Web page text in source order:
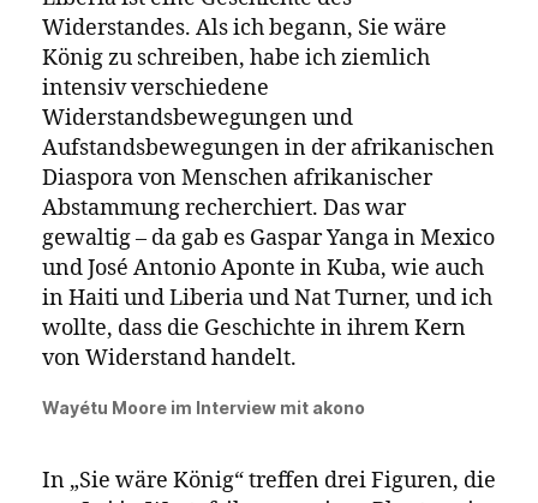
Der RomanSie wäre Königspielt in der
ersten Hälfte des 19. Jahrhunderts und
thematisiert den Widerstand gegen
koloniale Gewalt und Versklavung in Afrika
und in der afrikanischen Diaspora anhand
der Entstehungsgeschichte Liberias. Liberia
wurde als neue Heimat für befreite ehemals
versklavte Afroamerikaner:innen etabliert,
nachdem die American Colonization Society
1816 vom amerikanischen Kongress ein
Rückführungsmandat erhalten hatte. Die
Schriftstellerin Wayétu Moore erklärt den